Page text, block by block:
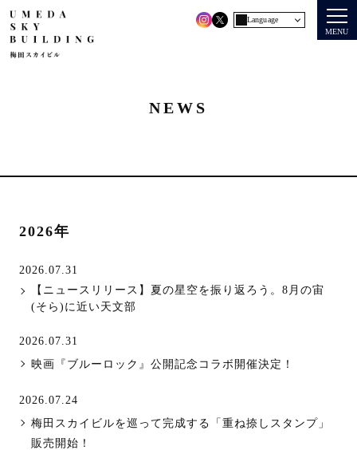
Language
MENU
NEWS
2026年
2026.07.31
【ニュースリリース】夏の星空を振り返ろう。8月の宙
(そら)に近い天文部
2026.07.31
映画『ブルーロック』公開記念コラボ開催決定！
2026.07.24
梅田スカイビルを巡って完成する「重ね捺しスタンプ」
販売開始！